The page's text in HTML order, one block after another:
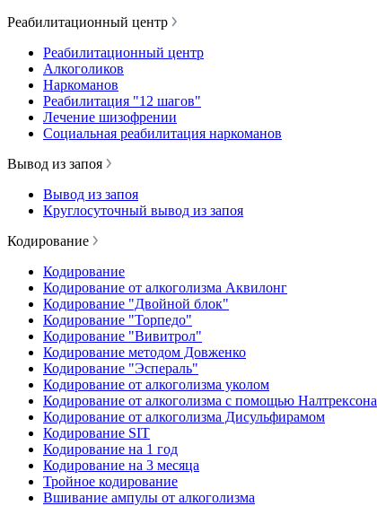
Реабилитационный центр
Реабилитационный центр
Алкоголиков
Наркоманов
Реабилитация "12 шагов"
Лечение шизофрении
Социальная реабилитация наркоманов
Вывод из запоя
Вывод из запоя
Круглосуточный вывод из запоя
Кодирование
Кодирование
Кодирование от алкоголизма Аквилонг
Кодирование "Двойной блок"
Кодирование "Торпедо"
Кодирование "Вивитрол"
Кодирование методом Довженко
Кодирование "Эспераль"
Кодирование от алкоголизма уколом
Кодирование от алкоголизма с помощью Налтрексона
Кодирование от алкоголизма Дисульфирамом
Кодирование SIT
Кодирование на 1 год
Кодирование на 3 месяца
Тройное кодирование
Вшивание ампулы от алкоголизма